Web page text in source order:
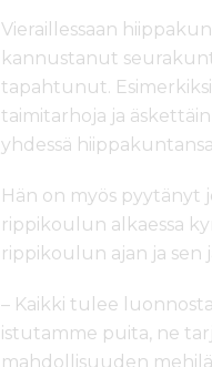
Vieraillessaan
kannustanut
tapahtunut.
taimitarhoja ja
yhdessä
Hän on myös pyytänyt
rippikoulun alkaessa
rippikoulun ajan ja sen
– Kaikki tulee
istutamme puita, ne
mahdollisuuden